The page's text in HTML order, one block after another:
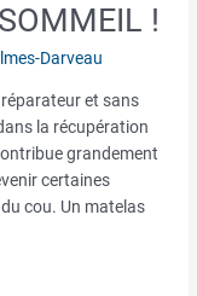
!
Darveau
et sans
la récupération
grandement
certaines
cou. Un matelas